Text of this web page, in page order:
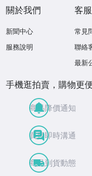
關於我們
新聞中心
服務說明
客
常見
聯絡
最新
手機逛拍賣，購物更
商品降價通知
買賣即時溝通
商品到貨動態